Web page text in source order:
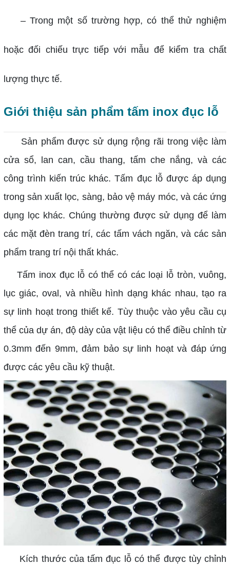
–Trong một số trường hợp, có thể thử nghiệm
hoặc đối chiếu trực tiếp với mẫu để kiểm tra chất
lượng thực tế.
Giới thiệu sản phẩm tấm inox đục lỗ
Sản phẩm được sử dụng rộng rãi trong việc làm
cửa sổ, lan can, cầu thang, tấm che nắng, và các
công trình kiến trúc khác. Tấm đục lỗ được áp dụng
trong sản xuất lọc, sàng, bảo vệ máy móc, và các ứng
dụng lọc khác. Chúng thường được sử dụng để làm
các mặt đèn trang trí, các tấm vách ngăn, và các sản
phẩm trang trí nội thất khác.
Tấm inox đục lỗ có thể có các loại lỗ tròn, vuông,
lục giác, oval, và nhiều hình dạng khác nhau, tạo ra
sự linh hoạt trong thiết kế. Tùy thuộc vào yêu cầu cụ
thể của dự án, độ dày của vật liệu có thể điều chỉnh từ
0.3mm đến 9mm, đảm bảo sự linh hoạt và đáp ứng
được các yêu cầu kỹ thuật.
Kích thước của tấm đục lỗ có thể được tùy chỉnh